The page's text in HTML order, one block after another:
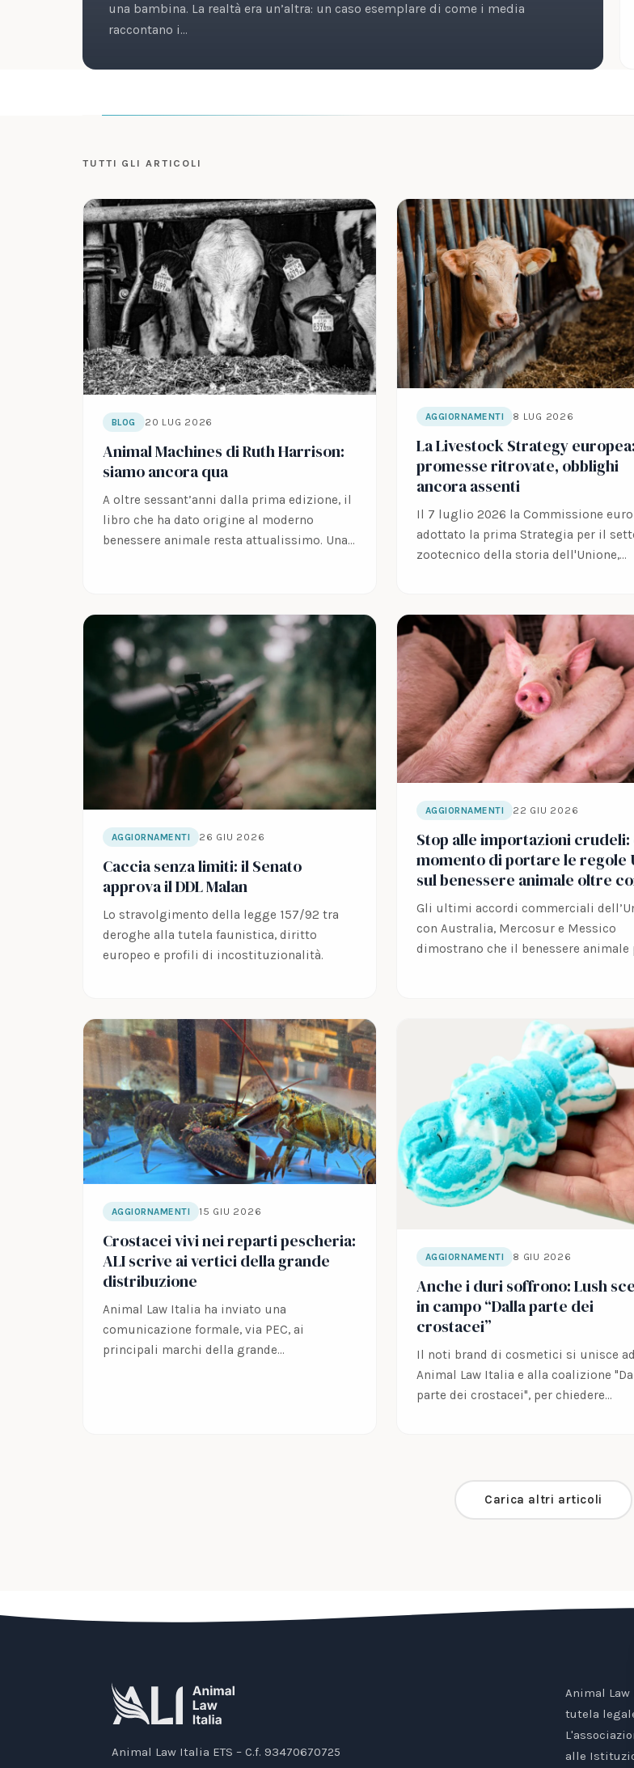
una bambina. La realtà era un’altra: un caso esemplare di come i media
raccontano i…
TUTTI GLI ARTICOLI
BLOG 20 LUG 2026
Animal Machines di Ruth Harrison:
siamo ancora qua
A oltre sessant’anni dalla prima edizione, il
libro che ha dato origine al moderno
benessere animale resta attualissimo. Una
AGGIORNAMENTI 8 LUG 2026
La Livestock Strategy europea:
promesse ritrovate, obblighi
ancora assenti
Il 7 luglio 2026 la Commissione
adottato la prima Strategia per il
zootecnico della storia dell'Unione,
AGGIORNAMENTI 26 GIU 2026
Caccia senza limiti: il Senato
approva il DDL Malan
Lo stravolgimento della legge 157/92 tra
deroghe alla tutela faunistica, diritto
europeo e profili di incostituzionalità.
AGGIORNAMENTI 22 GIU 2026
Stop alle importazioni crudeli:
momento di portare le regole
sul benessere animale oltre
Gli ultimi accordi commerciali
con Australia, Mercosur e Messico
dimostrano che il benessere animale
AGGIORNAMENTI 15 GIU 2026
Crostacei vivi nei reparti pescheria:
ALI scrive ai vertici della grande
distribuzione
Animal Law Italia ha inviato una
comunicazione formale, via PEC, ai
principali marchi della grande
AGGIORNAMENTI 8 GIU 2026
Anche i duri soffrono: Lush
in campo “Dalla parte dei
crostacei”
Il noti brand di cosmetici si unisce ad
Animal Law Italia e alla coalizione
parte dei crostacei", per chiedere…
Carica altri articoli
Animal Law Italia ETS – C.f. 93470670725
Animal
tutela
alle